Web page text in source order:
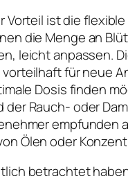
Vorteil ist die
die Menge an
leicht anpassen.
für neue
Dosis finden
der Rauch- oder
empfunden
Ölen oder
betrachtet